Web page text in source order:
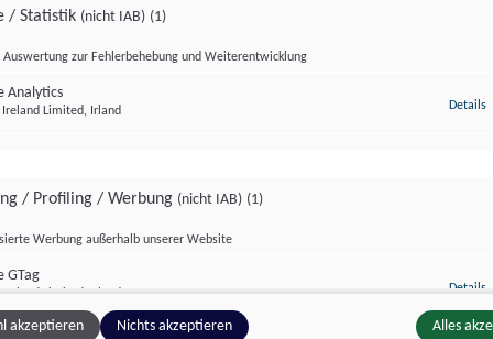
Magazin
/ Statistik (nicht IAB) (1)
Auswertung zur Fehlerbehebung und Weiterentwicklung
Analytics
Ireland Limited, Irland Details
/ Profiling / Werbung (nicht IAB) (1)
Werbung außerhalb unserer Website
GTag
Ireland Limited, Irland Details
akzeptieren Nichts akzeptieren Alles